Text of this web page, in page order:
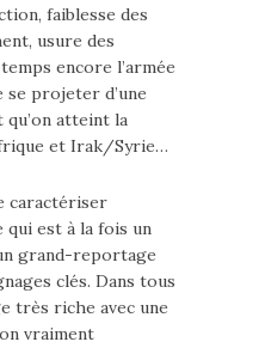
faiblesse des
usure des
encore l’armée
projeter d’une
qu’on atteint la
et Irak/Syrie…
caractériser
est à la fois un
grand-reportage
clés. Dans tous
très riche avec une
vraiment